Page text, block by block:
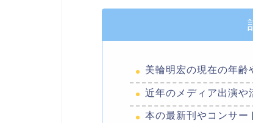
美輪明宏の現在の年齢
近年のメディア出演や
本の最新刊やコンサー